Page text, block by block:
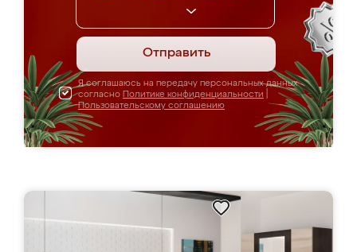
Отправить
Я соглашаюсь на передачу персональных данных
согласно Политике конфиденциальности
Пользовательскому соглашению